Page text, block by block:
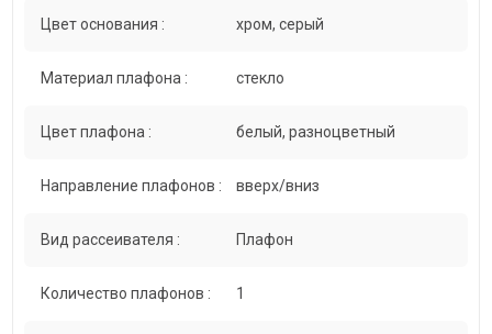
Цвет основания : хром, серый
Материал плафона : стекло
Цвет плафона : белый, разноцветный
Направление плафонов : вверх/вниз
Вид рассеивателя : Плафон
Количество плафонов : 1